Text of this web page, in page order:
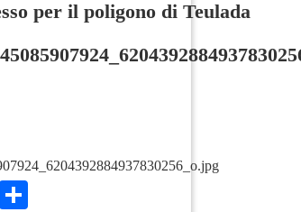
per il poligono di Teulada
WhatsApp